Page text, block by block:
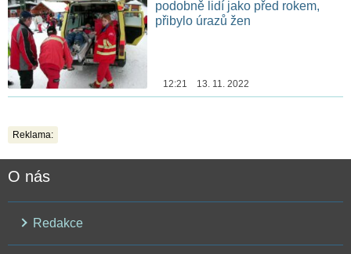
podobně lidí jako před rokem,
přibylo úrazů žen
12:21 13. 11. 2022
Reklama:
O nás
Redakce